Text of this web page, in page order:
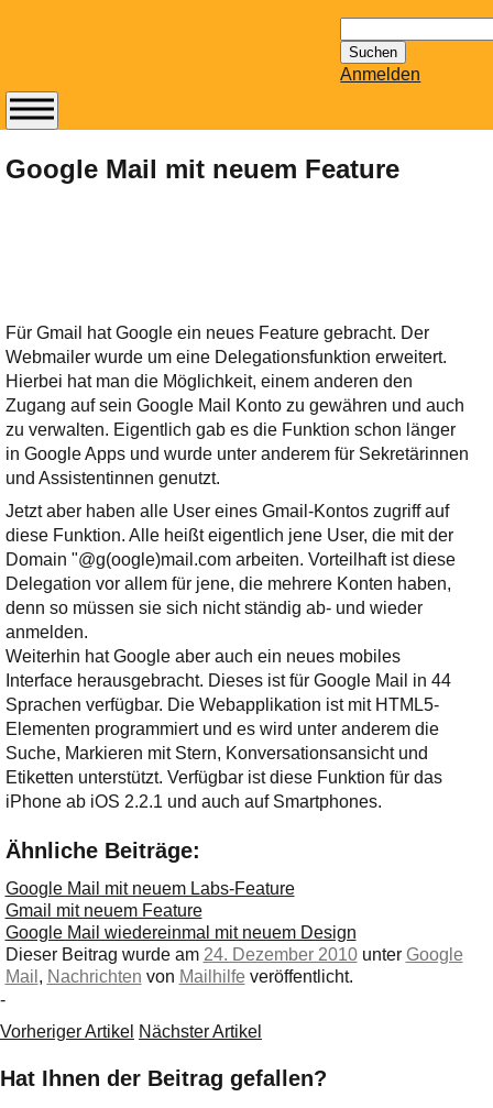
nach:
Anmelden
Google Mail mit neuem Feature
Für Gmail hat Google ein neues Feature gebracht. Der
Webmailer wurde um eine Delegationsfunktion erweitert.
Hierbei hat man die Möglichkeit, einem anderen den
Zugang auf sein Google Mail Konto zu gewähren und auch
zu verwalten. Eigentlich gab es die Funktion schon länger
in Google Apps und wurde unter anderem für Sekretärinnen
und Assistentinnen genutzt.
Jetzt aber haben alle User eines Gmail-Kontos zugriff auf
diese Funktion. Alle heißt eigentlich jene User, die mit der
Domain "@g(oogle)mail.com arbeiten. Vorteilhaft ist diese
Delegation vor allem für jene, die mehrere Konten haben,
denn so müssen sie sich nicht ständig ab- und wieder
anmelden.
Weiterhin hat Google aber auch ein neues mobiles
Interface herausgebracht. Dieses ist für Google Mail in 44
Sprachen verfügbar. Die Webapplikation ist mit HTML5-
Elementen programmiert und es wird unter anderem die
Suche, Markieren mit Stern, Konversationsansicht und
Etiketten unterstützt. Verfügbar ist diese Funktion für das
iPhone ab iOS 2.2.1 und auch auf Smartphones.
Ähnliche Beiträge:
Google Mail mit neuem Labs-Feature
Gmail mit neuem Feature
Google Mail wiedereinmal mit neuem Design
Dieser Beitrag wurde am 24. Dezember 2010unter Google
Mail , Nachrichten von Mailhilfe veröffentlicht.
-
Vorheriger Artikel Nächster Artikel
Hat Ihnen der Beitrag gefallen?
Abonnieren Sie den
14-tägig
erscheinenden
Email für Sie
bereithält!
Wie z.B. Outlook,
GMail, Thunderbird
oder auch
KuNoMail, usw.
Ihre E-Mail
Adresse:
E-Mail
E-Mail bestätigen